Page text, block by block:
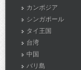
カンボジア
シンガポール
タイ王国
台湾
中国
バリ島